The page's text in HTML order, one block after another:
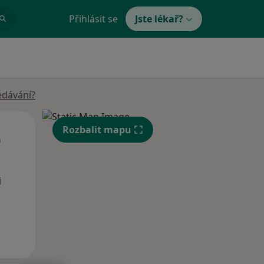
Přihlásit se Jste lékař?
Čt Pá
14 Srpen
Rozbalit mapu